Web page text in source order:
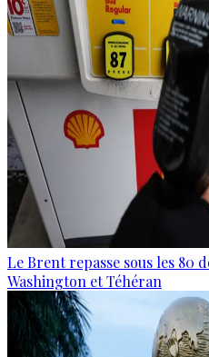
Le Brent repasse sous les 80
Washington et Téhéran